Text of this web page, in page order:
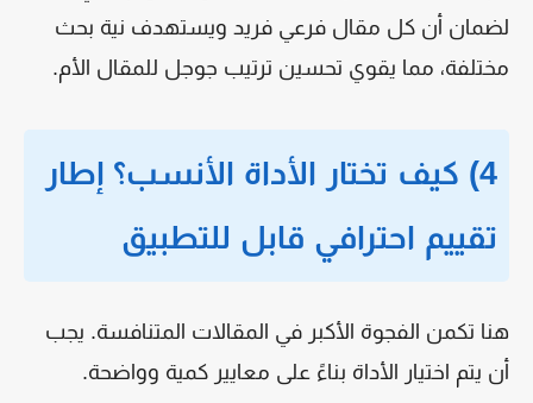
لضمان أن كل مقال فرعي فريد ويستهدف نية بحث
مختلفة، مما يقوي تحسين ترتيب جوجل للمقال الأم.
4) كيف تختار الأداة الأنسب؟ إطار
تقييم احترافي قابل للتطبيق
هنا تكمن الفجوة الأكبر في المقالات المتنافسة. يجب
أن يتم اختيار الأداة بناءً على معايير كمية وواضحة.